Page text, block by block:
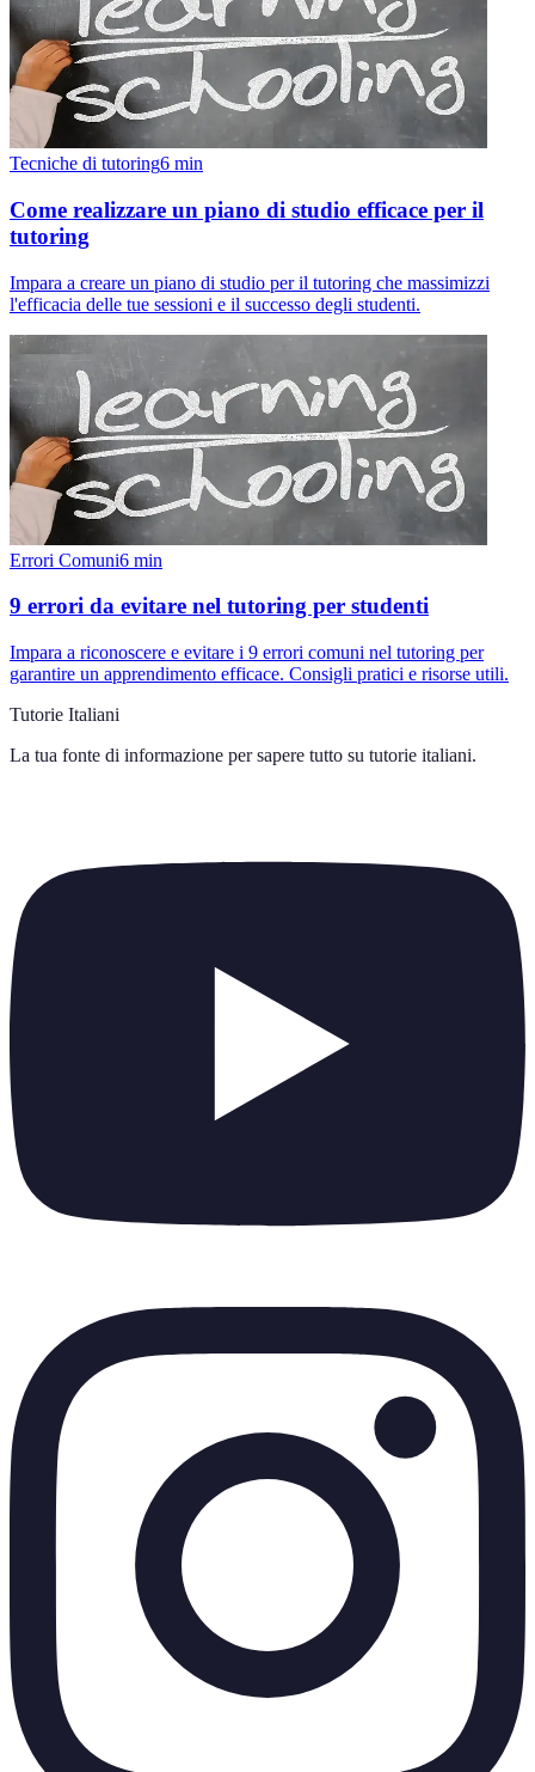
Tecniche di tutoring6 min
Come realizzare un piano di studio efficace per il
tutoring
Impara a creare un piano di studio per il tutoring che massimizzi
l'efficacia delle tue sessioni e il successo degli studenti.
Errori Comuni6 min
9 errori da evitare nel tutoring per studenti
Impara a riconoscere e evitare i 9 errori comuni nel tutoring per
garantire un apprendimento efficace. Consigli pratici e risorse utili.
Tutorie Italiani
La tua fonte di informazione per sapere tutto su tutorie italiani.